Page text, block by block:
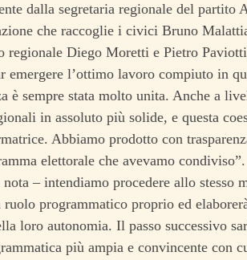
dalla segretaria regionale del partito
che raccoglie i civici Bruno
regionale Diego Moretti e Pietro
emergere l’ottimo lavoro compiuto in
è sempre stata molto unita. Anche a
in assoluto più solide, e questa
Abbiamo prodotto con
elettorale che avevamo
nota – intendiamo procedere allo
ruolo programmatico proprio ed
loro autonomia. Il passo successivo
più ampia e convincente con